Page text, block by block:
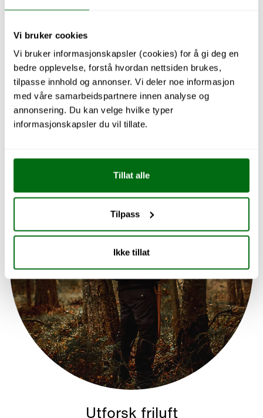
Vi bruker cookies
Vi bruker informasjonskapsler (cookies) for å gi deg en
bedre opplevelse, forstå hvordan nettsiden brukes,
tilpasse innhold og annonser. Vi deler noe informasjon
med våre samarbeidspartnere innen analyse og
annonsering. Du kan velge hvilke typer
informasjonskapsler du vil tillate.
Tillat alle
Tilpass
Ikke tillat
Utforsk kjøkken
Utforsk friluft